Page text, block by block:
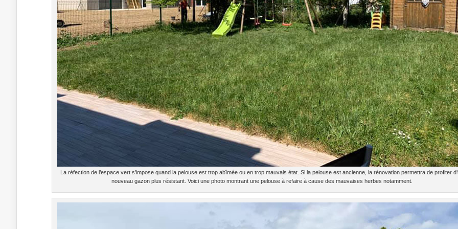
La réfection de l’espace vert s’impose quand la pelouse est trop abîmée ou en trop mauvais état. Si la pelouse est ancienne, la rénovation permettra de profiter
nouveau gazon plus résistant. Voici une photo montrant une pelouse à refaire à cause des mauvaises herbes notamment.